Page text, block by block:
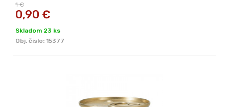
1 €
0,90 €
Skladom 23 ks
Obj. čislo: 15377